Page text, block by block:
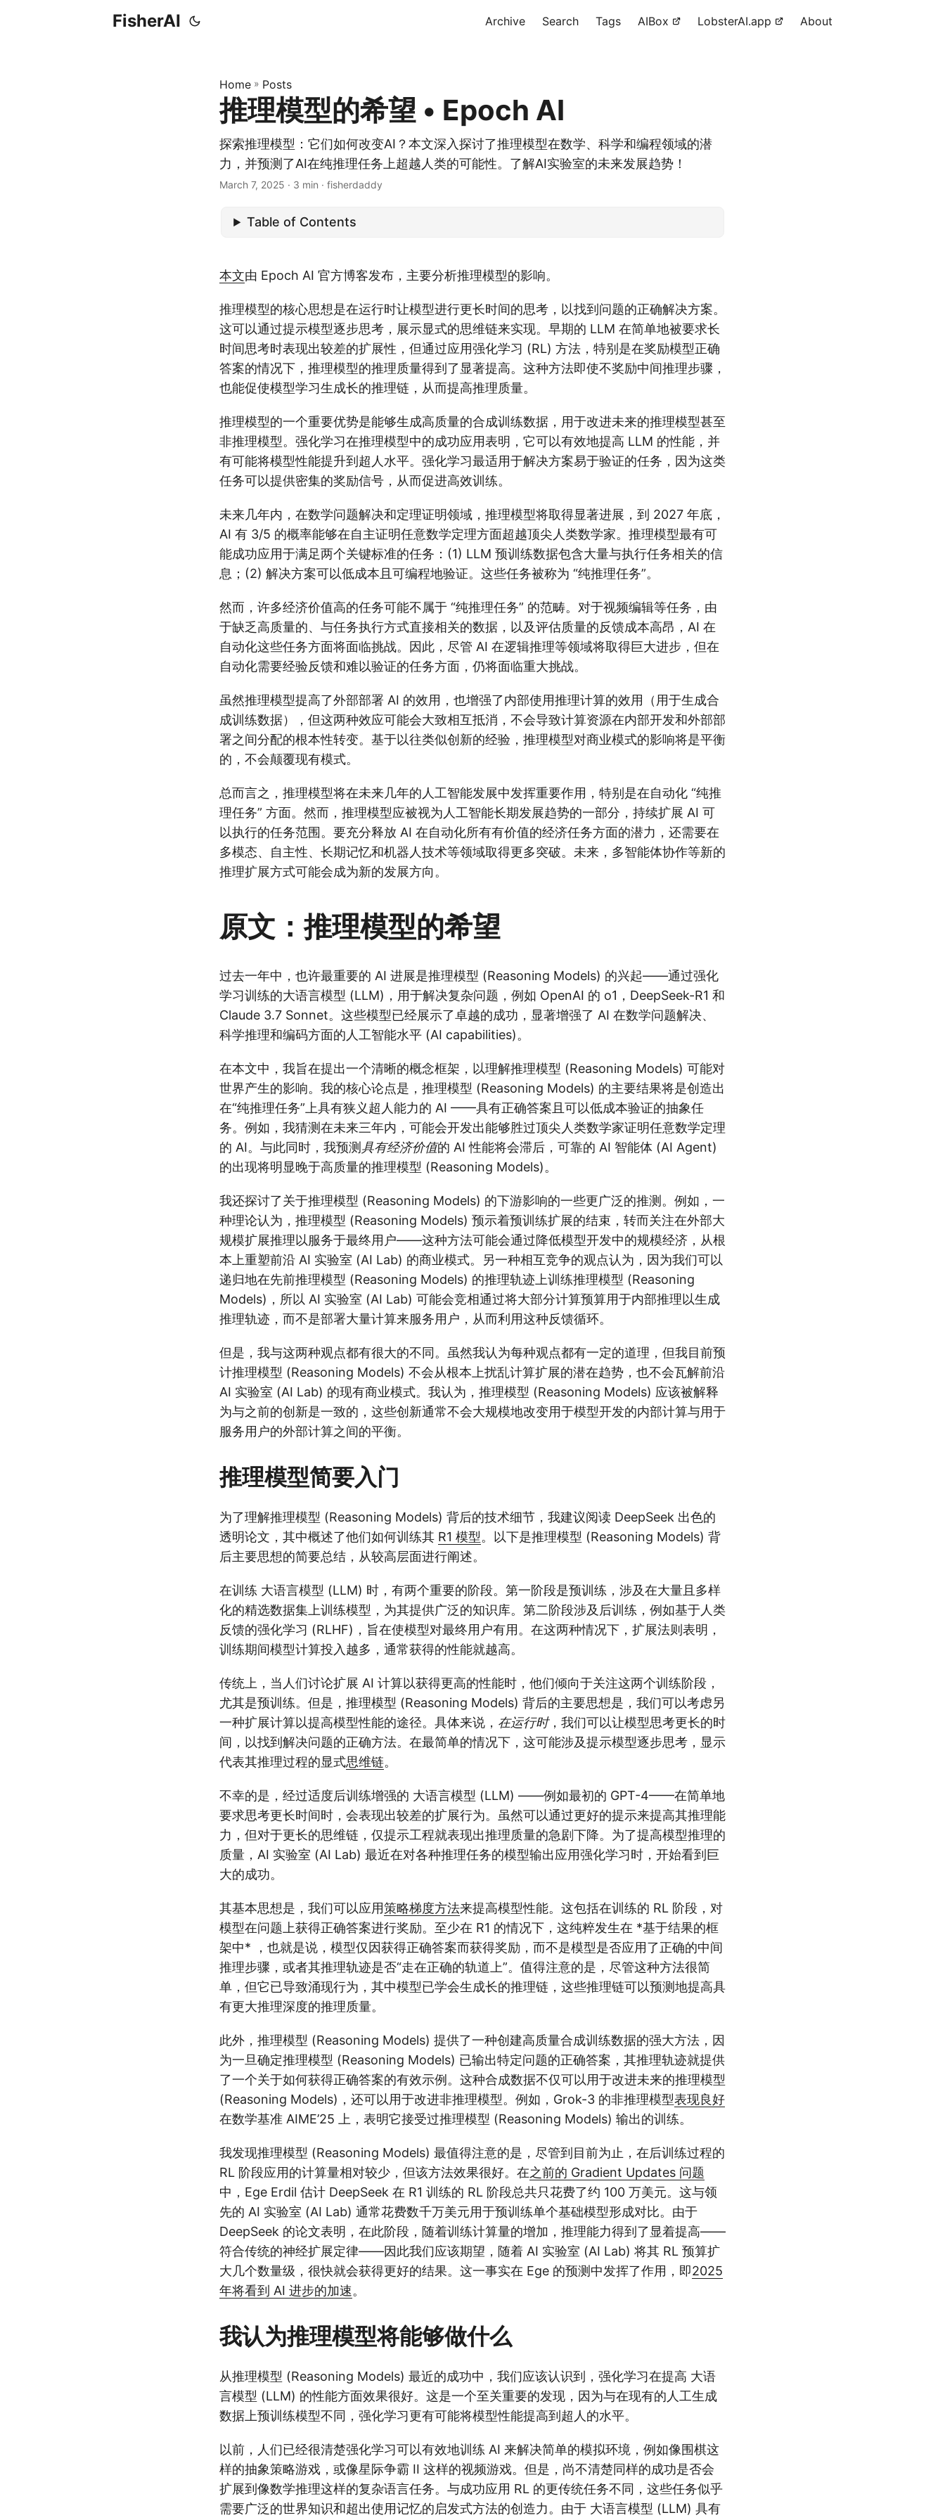
FisherAI Archive Search Tags AIBox LobsterAI.app About
Home » Posts
推理模型的希望 • Epoch AI
探索推理模型：它们如何改变AI？本文深入探讨了推理模型在数学、科学和编程领域的潜
力，并预测了AI在纯推理任务上超越人类的可能性。了解AI实验室的未来发展趋势！
March 7, 2025 · 3 min · fisherdaddy
Table of Contents
本文由 Epoch AI 官方博客发布，主要分析推理模型的影响。
推理模型的核心思想是在运行时让模型进行更长时间的思考，以找到问题的正确解决方案。
这可以通过提示模型逐步思考，展示显式的思维链来实现。早期的 LLM 在简单地被要求长
时间思考时表现出较差的扩展性，但通过应用强化学习 (RL) 方法，特别是在奖励模型正确
答案的情况下，推理模型的推理质量得到了显著提高。这种方法即使不奖励中间推理步骤，
也能促使模型学习生成长的推理链，从而提高推理质量。
推理模型的一个重要优势是能够生成高质量的合成训练数据，用于改进未来的推理模型甚至
非推理模型。强化学习在推理模型中的成功应用表明，它可以有效地提高 LLM 的性能，并
有可能将模型性能提升到超人水平。强化学习最适用于解决方案易于验证的任务，因为这类
任务可以提供密集的奖励信号，从而促进高效训练。
未来几年内，在数学问题解决和定理证明领域，推理模型将取得显著进展，到 2027 年底，
AI 有 3/5 的概率能够在自主证明任意数学定理方面超越顶尖人类数学家。推理模型最有可
能成功应用于满足两个关键标准的任务：(1) LLM 预训练数据包含大量与执行任务相关的信
息；(2) 解决方案可以低成本且可编程地验证。这些任务被称为 “纯推理任务”。
然而，许多经济价值高的任务可能不属于 “纯推理任务” 的范畴。对于视频编辑等任务，由
于缺乏高质量的、与任务执行方式直接相关的数据，以及评估质量的反馈成本高昂，AI 在
自动化这些任务方面将面临挑战。因此，尽管 AI 在逻辑推理等领域将取得巨大进步，但在
自动化需要经验反馈和难以验证的任务方面，仍将面临重大挑战。
虽然推理模型提高了外部部署 AI 的效用，也增强了内部使用推理计算的效用（用于生成合
成训练数据），但这两种效应可能会大致相互抵消，不会导致计算资源在内部开发和外部部
署之间分配的根本性转变。基于以往类似创新的经验，推理模型对商业模式的影响将是平衡
的，不会颠覆现有模式。
总而言之，推理模型将在未来几年的人工智能发展中发挥重要作用，特别是在自动化 “纯推
理任务” 方面。然而，推理模型应被视为人工智能长期发展趋势的一部分，持续扩展 AI 可
以执行的任务范围。要充分释放 AI 在自动化所有有价值的经济任务方面的潜力，还需要在
多模态、自主性、长期记忆和机器人技术等领域取得更多突破。未来，多智能体协作等新的
推理扩展方式可能会成为新的发展方向。
原文：推理模型的希望
过去一年中，也许最重要的 AI 进展是推理模型 (Reasoning Models) 的兴起——通过强化
学习训练的大语言模型 (LLM)，用于解决复杂问题，例如 OpenAI 的 o1，DeepSeek-R1 和
Claude 3.7 Sonnet。这些模型已经展示了卓越的成功，显著增强了 AI 在数学问题解决、
科学推理和编码方面的人工智能水平 (AI capabilities)。
在本文中，我旨在提出一个清晰的概念框架，以理解推理模型 (Reasoning Models) 可能对
世界产生的影响。我的核心论点是，推理模型 (Reasoning Models) 的主要结果将是创造出
在“纯推理任务”上具有狭义超人能力的 AI ——具有正确答案且可以低成本验证的抽象任
务。例如，我猜测在未来三年内，可能会开发出能够胜过顶尖人类数学家证明任意数学定理
的 AI。与此同时，我预测 具有经济价值的 AI 性能将会滞后，可靠的 AI 智能体 (AI Agent)
的出现将明显晚于高质量的推理模型 (Reasoning Models)。
我还探讨了关于推理模型 (Reasoning Models) 的下游影响的一些更广泛的推测。例如，一
种理论认为，推理模型 (Reasoning Models) 预示着预训练扩展的结束，转而关注在外部大
规模扩展推理以服务于最终用户——这种方法可能会通过降低模型开发中的规模经济，从根
本上重塑前沿 AI 实验室 (AI Lab) 的商业模式。另一种相互竞争的观点认为，因为我们可以
递归地在先前推理模型 (Reasoning Models) 的推理轨迹上训练推理模型 (Reasoning
Models)，所以 AI 实验室 (AI Lab) 可能会竞相通过将大部分计算预算用于内部推理以生成
推理轨迹，而不是部署大量计算来服务用户，从而利用这种反馈循环。
但是，我与这两种观点都有很大的不同。虽然我认为每种观点都有一定的道理，但我目前预
计推理模型 (Reasoning Models) 不会从根本上扰乱计算扩展的潜在趋势，也不会瓦解前沿
AI 实验室 (AI Lab) 的现有商业模式。我认为，推理模型 (Reasoning Models) 应该被解释
为与之前的创新是一致的，这些创新通常不会大规模地改变用于模型开发的内部计算与用于
服务用户的外部计算之间的平衡。
推理模型简要入门
为了理解推理模型 (Reasoning Models) 背后的技术细节，我建议阅读 DeepSeek 出色的
透明论文，其中概述了他们如何训练其 R1 模型。以下是推理模型 (Reasoning Models) 背
后主要思想的简要总结，从较高层面进行阐述。
在训练 大语言模型 (LLM) 时，有两个重要的阶段。第一阶段是预训练，涉及在大量且多样
化的精选数据集上训练模型，为其提供广泛的知识库。第二阶段涉及后训练，例如基于人类
反馈的强化学习 (RLHF)，旨在使模型对最终用户有用。在这两种情况下，扩展法则表明，
训练期间模型计算投入越多，通常获得的性能就越高。
传统上，当人们讨论扩展 AI 计算以获得更高的性能时，他们倾向于关注这两个训练阶段，
尤其是预训练。但是，推理模型 (Reasoning Models) 背后的主要思想是，我们可以考虑另
一种扩展计算以提高模型性能的途径。具体来说， 在运行时，我们可以让模型思考更长的时
间，以找到解决问题的正确方法。在最简单的情况下，这可能涉及提示模型逐步思考，显示
代表其推理过程的显式思维链。
不幸的是，经过适度后训练增强的 大语言模型 (LLM) ——例如最初的 GPT-4——在简单地
要求思考更长时间时，会表现出较差的扩展行为。虽然可以通过更好的提示来提高其推理能
力，但对于更长的思维链，仅提示工程就表现出推理质量的急剧下降。为了提高模型推理的
质量，AI 实验室 (AI Lab) 最近在对各种推理任务的模型输出应用强化学习时，开始看到巨
大的成功。
其基本思想是，我们可以应用策略梯度方法来提高模型性能。这包括在训练的 RL 阶段，对
模型在问题上获得正确答案进行奖励。至少在 R1 的情况下，这纯粹发生在 *基于结果的框
架中* ，也就是说，模型仅因获得正确答案而获得奖励，而不是模型是否应用了正确的中间
推理步骤，或者其推理轨迹是否“走在正确的轨道上”。值得注意的是，尽管这种方法很简
单，但它已导致涌现行为，其中模型已学会生成长的推理链，这些推理链可以预测地提高具
有更大推理深度的推理质量。
此外，推理模型 (Reasoning Models) 提供了一种创建高质量合成训练数据的强大方法，因
为一旦确定推理模型 (Reasoning Models) 已输出特定问题的正确答案，其推理轨迹就提供
了一个关于如何获得正确答案的有效示例。这种合成数据不仅可以用于改进未来的推理模型
(Reasoning Models)，还可以用于改进非推理模型。例如，Grok-3 的非推理模型表现良好
在数学基准 AIME’25 上，表明它接受过推理模型 (Reasoning Models) 输出的训练。
我发现推理模型 (Reasoning Models) 最值得注意的是，尽管到目前为止，在后训练过程的
RL 阶段应用的计算量相对较少，但该方法效果很好。在之前的 Gradient Updates 问题
中，Ege Erdil 估计 DeepSeek 在 R1 训练的 RL 阶段总共只花费了约 100 万美元。这与领
先的 AI 实验室 (AI Lab) 通常花费数千万美元用于预训练单个基础模型形成对比。由于
DeepSeek 的论文表明，在此阶段，随着训练计算量的增加，推理能力得到了显着提高——
符合传统的神经扩展定律——因此我们应该期望，随着 AI 实验室 (AI Lab) 将其 RL 预算扩
大几个数量级，很快就会获得更好的结果。这一事实在 Ege 的预测中发挥了作用，即2025
年将看到 AI 进步的加速。
我认为推理模型将能够做什么
从推理模型 (Reasoning Models) 最近的成功中，我们应该认识到，强化学习在提高 大语
言模型 (LLM) 的性能方面效果很好。这是一个至关重要的发现，因为与在现有的人工生成
数据上预训练模型不同，强化学习更有可能将模型性能提高到超人的水平。
以前，人们已经很清楚强化学习可以有效地训练 AI 来解决简单的模拟环境，例如像围棋这
样的抽象策略游戏，或像星际争霸 II 这样的视频游戏。但是，尚不清楚同样的成功是否会
扩展到像数学推理这样的复杂语言任务。与成功应用 RL 的更传统任务不同，这些任务似乎
需要广泛的世界知识和超出使用记忆的启发式方法的创造力。由于 大语言模型 (LLM) 具有